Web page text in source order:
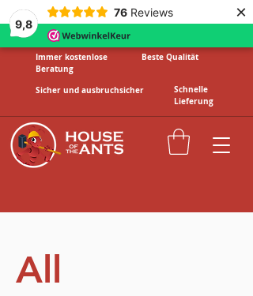
9,8
76 Reviews ×
Immer kostenlose
Beratung
Beste Qualität
Sicher und ausbruchsicher
Schnelle
Lieferung
All